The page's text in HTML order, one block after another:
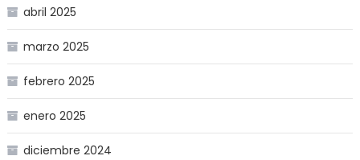
abril 2025
marzo 2025
febrero 2025
enero 2025
diciembre 2024